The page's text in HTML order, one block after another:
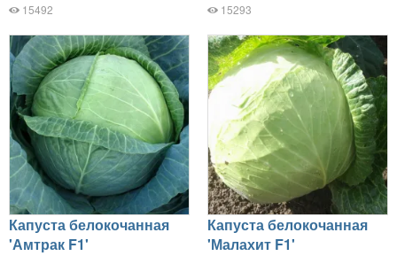
15492 15293
Капуста белокочанная
'Амтрак F1'
Капуста белокочанная
'Малахит F1'